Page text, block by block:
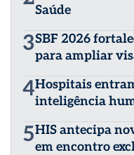
Saúde
3SBF 2026
para ampliar
4Hospitais
inteligência
5HIS antecipa
em encontro